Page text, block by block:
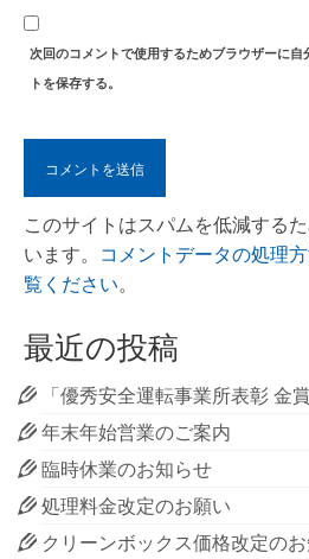
次回のコメントで使用するためブラウザーに
トを保存する。
このサイトはスパムを低減する
います。 コメントデータの処理
覧ください。
最近の投稿
「優秀安全運転事業所表彰 金
年末年始営業のご案内
臨時休業のお知らせ
処理料金改定のお願い
クリーンボックス価格改定の